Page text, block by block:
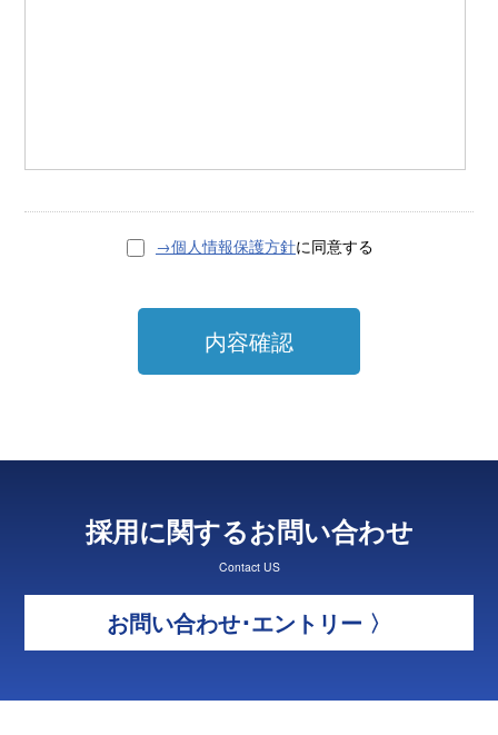
→個人情報保護方針に同意する
内容確認
採用に関するお問い合わせ
Contact US
お問い合わせ･エントリー 〉